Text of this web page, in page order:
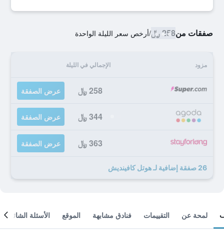
صفقات من258 ﷼ /أرخص سعر الليلة الواحدة
مزود الإجمالي في الليلة
258 ﷼ عرض الصفقة
344 ﷼ عرض الصفقة
363 ﷼ عرض الصفقة
26 صفقة إضافية لـ هوتل كافينديش
لمحة عن التقييمات فنادق مشابهة الموقع الأسئلة الشائعة